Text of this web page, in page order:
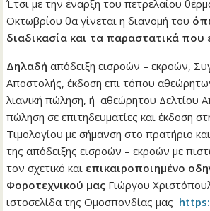
Έτσι με την έναρξη του πετρελαίου
Οκτωβρίου θα γίνεται η διανομή του
διαδικασία και τα παραστατικά που
Δηλαδή απόδειξη εισροών – εκροών,
Αποστολής, έκδοση επι τόπου
λιανική πώληση, ή αθεώρητου Δελτίου
πώληση σε επιτηδευματίες και έκδοση
Τιμολογίου με σήμανση στο πρατήριο
της απόδειξης εισροών – εκροών με
τον σχετικό και επικαιροποιημένο
Φοροτεχνικού μας Γιώργου
ιστοσελίδα της Ομοσπονδίας μας